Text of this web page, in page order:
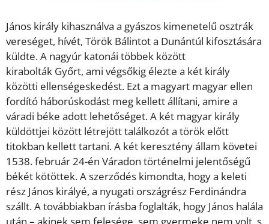
János király kihasználva a gyászos kimenetelű osztrák
vereséget, hívét, Török Bálintot a Dunántúl kifosztására
küldte. A nagyúr katonái többek között
kirabolták Győrt, ami végsőkig élezte a két király
közötti ellenségeskedést. Ezt a magyart magyar ellen
fordító háborúskodást meg kellett állítani, amire a
váradi béke adott lehetőséget. A két magyar király
küldöttjei között létrejött találkozót a török előtt
titokban kellett tartani. A két keresztény állam követei
1538. február 24-én Váradon történelmi jelentőségű
békét kötöttek. A szerződés kimondta, hogy a keleti
rész János királyé, a nyugati országrész Ferdinándra
szállt. A továbbiakban írásba foglalták, hogy János halála
után – akinek sem felesége, sem gyermeke nem volt, s